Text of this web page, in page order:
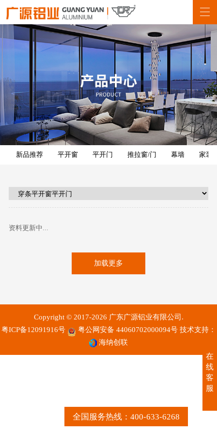
全国服务热线：400-633-6268
新品推荐 平开窗 平开门 推拉窗/门 幕墙 家装
资料更新中...
加载更多
Copyright © 2017-2026 广东广源铝业有限公司.
粤ICP备12091916号
粤公网安备 44060702000094号 技术支持：
海纳创联
在
线
客
服